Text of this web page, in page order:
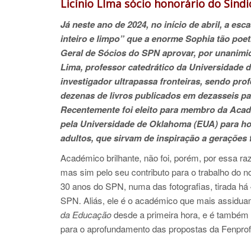
Licínio LIma sócio honorário do
Já neste ano de 2024, no início de abril, a
inteiro e limpo” que a enorme Sophia tão
Geral de Sócios do SPN aprovar, por
Lima, professor catedrático da Universidade
investigador ultrapassa fronteiras, sendo
dezenas de livros publicados em dezasseis
Recentemente foi eleito para membro da
pela Universidade de Oklahoma (EUA) para
adultos, que sirvam de inspiração a gerações
Académico brilhante, não foi, porém, por essa
mas sim pelo seu contributo para o trabalho do
30 anos do SPN, numa das fotografias, tirada
SPN. Aliás, ele é o académico que mais
da Educaçãodesde a primeira hora, e é
para o aprofundamento das propostas da